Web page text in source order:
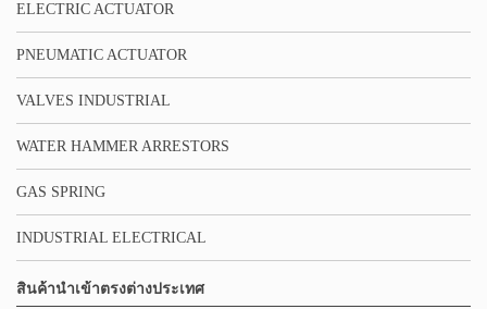
ELECTRIC ACTUATOR
PNEUMATIC ACTUATOR
VALVES INDUSTRIAL
WATER HAMMER ARRESTORS
GAS SPRING
INDUSTRIAL ELECTRICAL
สินค้านำเข้าตรงต่างประเทศ